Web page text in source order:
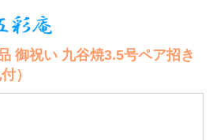
御祝い 九谷焼3.5号ペア招き
）